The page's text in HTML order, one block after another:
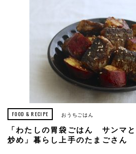
FOOD & RECIPE おうちごはん
「わたしの胃袋ごはん サンマ
炒め」暮らし上手のたまごさん